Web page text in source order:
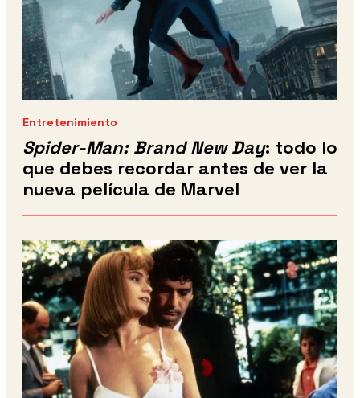
Entretenimiento
Spider-Man: Brand New Day: todo lo
que debes recordar antes de ver la
nueva película de Marvel